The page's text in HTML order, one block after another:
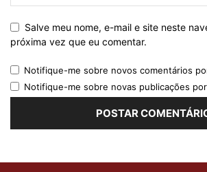
Salve meu nome, e-mail e site neste
próxima vez que eu comentar.
Notifique-me sobre novos comentários
Notifique-me sobre novas publicações